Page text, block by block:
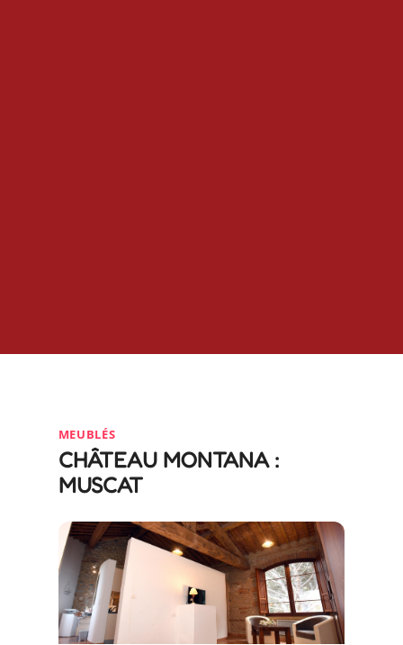
MEUBLÉS
CHÂTEAU MONTANA :
MUSCAT